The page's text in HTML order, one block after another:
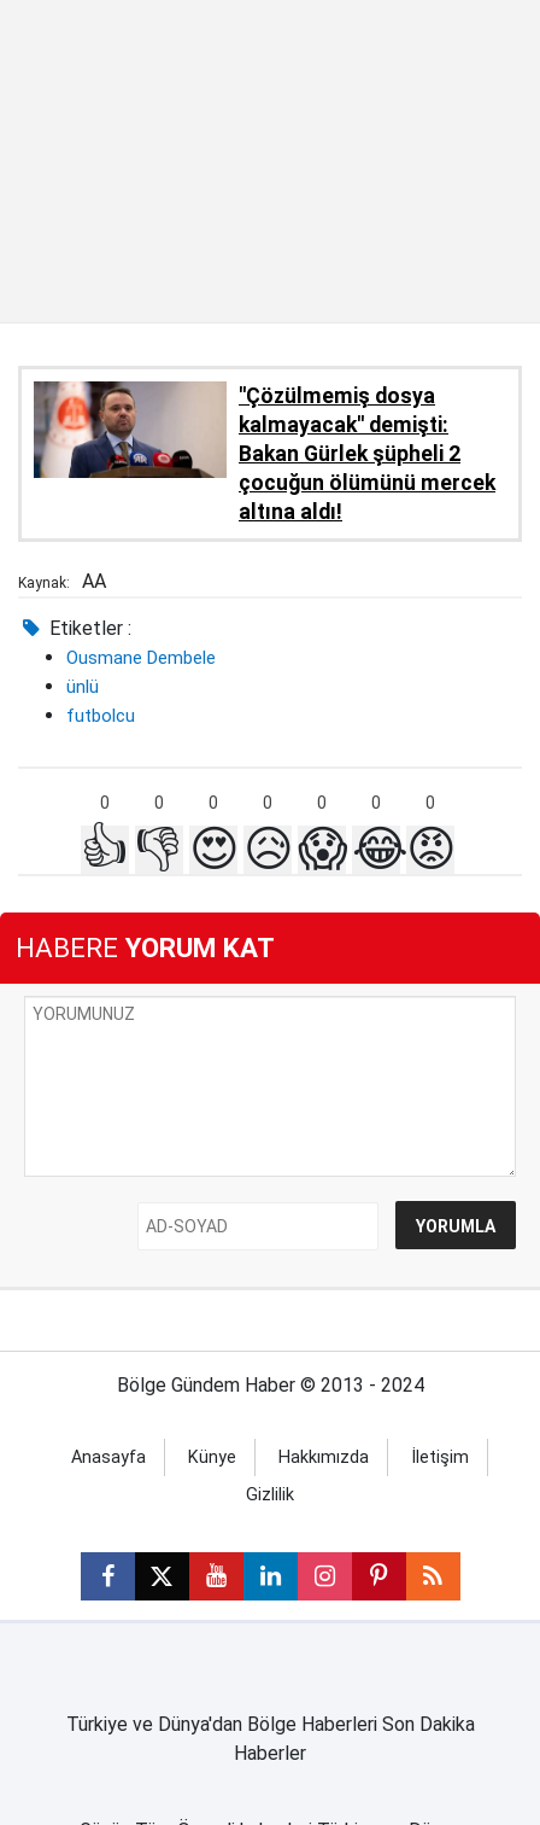
''Çözülmemiş dosya
kalmayacak'' demişti:
Bakan Gürlek şüpheli 2
çocuğun ölümünü mercek
altına aldı!
Kaynak: AA
Etiketler :
Ousmane Dembele
ünlü
futbolcu
0 0 0 0 0 0 0
👍 👎 😍😥😱😂😡
HABERE YORUM KAT
Bölge Gündem Haber © 2013 - 2024
Anasayfa Künye Hakkımızda
İletişim
Gizlilik
Türkiye ve Dünya'dan Bölge Haberleri Son Dakika
Haberler